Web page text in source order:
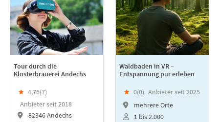
Tour durch die
Klosterbrauerei Andechs
★ 4,76(7)
Anbieter seit 2018
82346 Andechs
Waldbaden in VR –
Entspannung pur erleben
★ 0(0) Anbieter seit 2025
mehrere Orte
1 bis 2.000